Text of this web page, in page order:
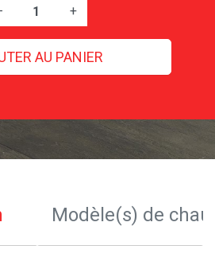
- +
AU PANIER
Modèle(s) de